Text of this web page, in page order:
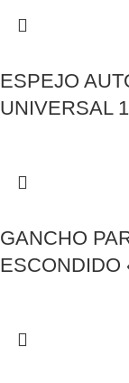
ESPEJO
UNIVERSAL
GANCHO
ESCONDIDO